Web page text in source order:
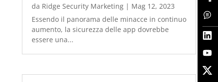
da Ridge Security Marketing| Mag 12, 2023
Essendo il panorama delle minacce in continuo
aumento, la sicurezza delle app dovrebbe
essere una...